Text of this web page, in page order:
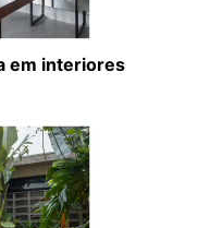
em interiores